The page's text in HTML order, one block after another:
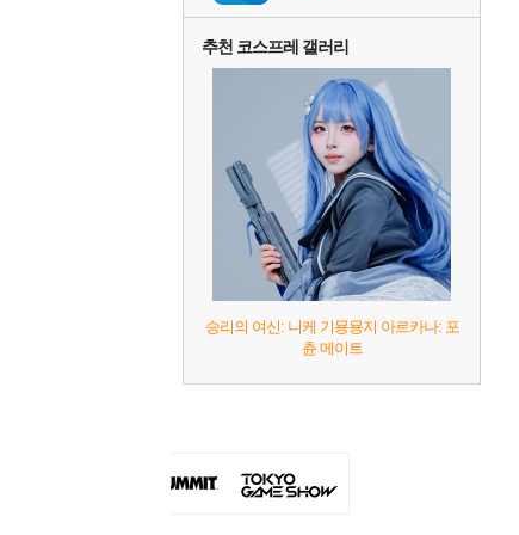
추천 코스프레 갤러리
승리의 여신: 니케 기묭묭지 아르카나: 포
츈 메이트